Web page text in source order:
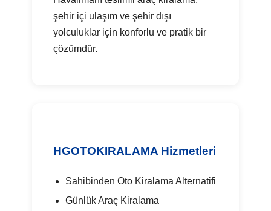
şehir içi ulaşım ve şehir dışı
yolculuklar için konforlu ve pratik bir
çözümdür.
HGOTOKIRALAMA Hizmetleri
Sahibinden Oto Kiralama Alternatifi
Günlük Araç Kiralama